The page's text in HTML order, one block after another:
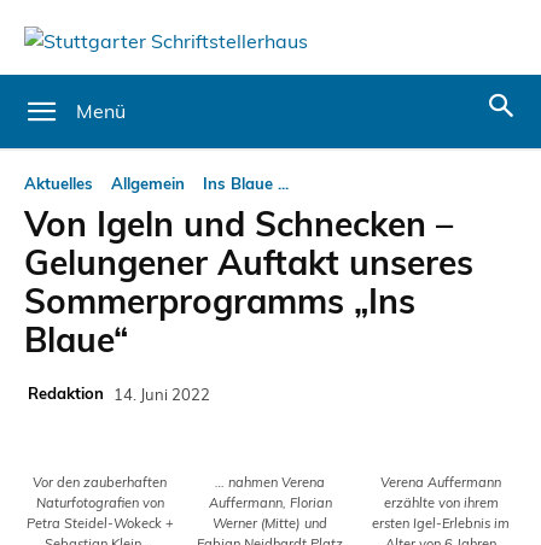
Menü
Aktuelles Allgemein Ins Blaue ...
Von Igeln und Schnecken –
Gelungener Auftakt unseres
Sommerprogramms „Ins
Blaue“
Redaktion 14. Juni 2022
Vor den zauberhaften
Naturfotografien von
Petra Steidel-Wokeck +
… nahmen Verena
Auffermann, Florian
Werner (Mitte) und
Verena Auffermann
erzählte von ihrem
ersten Igel-Erlebnis im